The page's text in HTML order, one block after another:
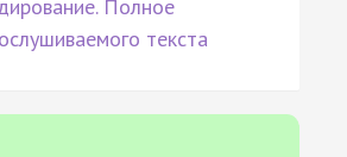
Полное
текста